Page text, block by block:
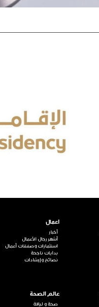
اعمال
أخبار
أشهر رجال الأعمال
استثمارات وصفقات أعمال
بدايات ناجحة
نصائح وإرشادات
عالم الصحة
صحة و لياقة